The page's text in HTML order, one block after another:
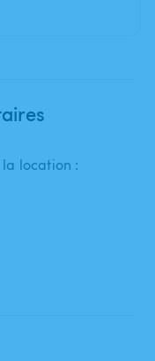
location :